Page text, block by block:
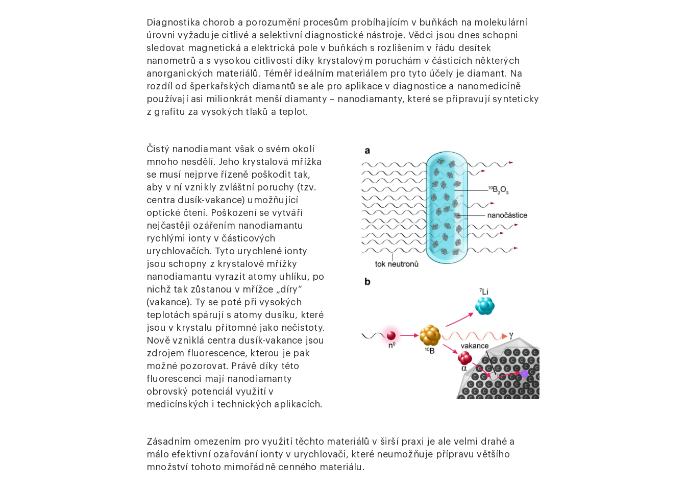
Diagnostika chorob a porozumění procesům probíhajícím v buňkách na molekulární
úrovni vyžaduje citlivé a selektivní diagnostické nástroje. Vědci jsou dnes schopni
sledovat magnetická a elektrická pole v buňkách s rozlišením v řádu desítek
nanometrů a s vysokou citlivostí díky krystalovým poruchám v částicích některých
anorganických materiálů. Téměř ideálním materiálem pro tyto účely je diamant. Na
rozdíl od šperkařských diamantů se ale pro aplikace v diagnostice a nanomedicíně
používají asi milionkrát menší diamanty – nanodiamanty, které se připravují synteticky
z grafitu za vysokých tlaků a teplot.
Čistý nanodiamant však o svém okolí
mnoho nesdělí. Jeho krystalová mřížka
se musí nejprve řízeně poškodit tak,
aby v ní vznikly zvláštní poruchy (tzv.
centra dusík-vakance) umožňující
optické čtení. Poškození se vytváří
nejčastěji ozářením nanodiamantu
rychlými ionty v částicových
urychlovačích. Tyto urychlené ionty
jsou schopny z krystalové mřížky
nanodiamantu vyrazit atomy uhlíku, po
nichž tak zůstanou v mřížce „díry“
(vakance). Ty se poté při vysokých
teplotách spárují s atomy dusíku, které
jsou v krystalu přítomné jako nečistoty.
Nově vzniklá centra dusík-vakance jsou
zdrojem fluorescence, kterou je pak
možné pozorovat. Právě díky této
fluorescenci mají nanodiamanty
obrovský potenciál využití v
medicínských i technických aplikacích.
Zásadním omezením pro využití těchto materiálů v širší praxi je ale velmi drahé a
málo efektivní ozařování ionty v urychlovači, které neumožňuje přípravu většího
množství tohoto mimořádně cenného materiálu.